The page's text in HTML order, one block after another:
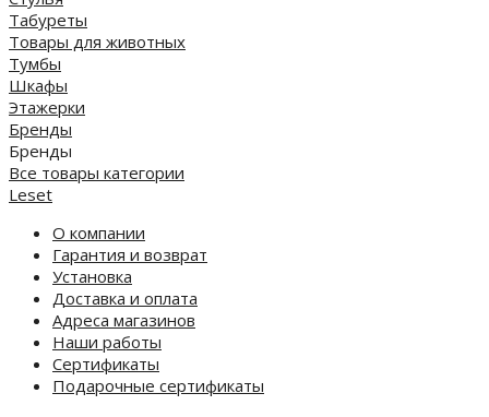
Табуреты
Товары для животных
Тумбы
Шкафы
Этажерки
Бренды
Бренды
Все товары категории
Leset
О компании
Гарантия и возврат
Установка
Доставка и оплата
Адреса магазинов
Наши работы
Сертификаты
Подарочные сертификаты